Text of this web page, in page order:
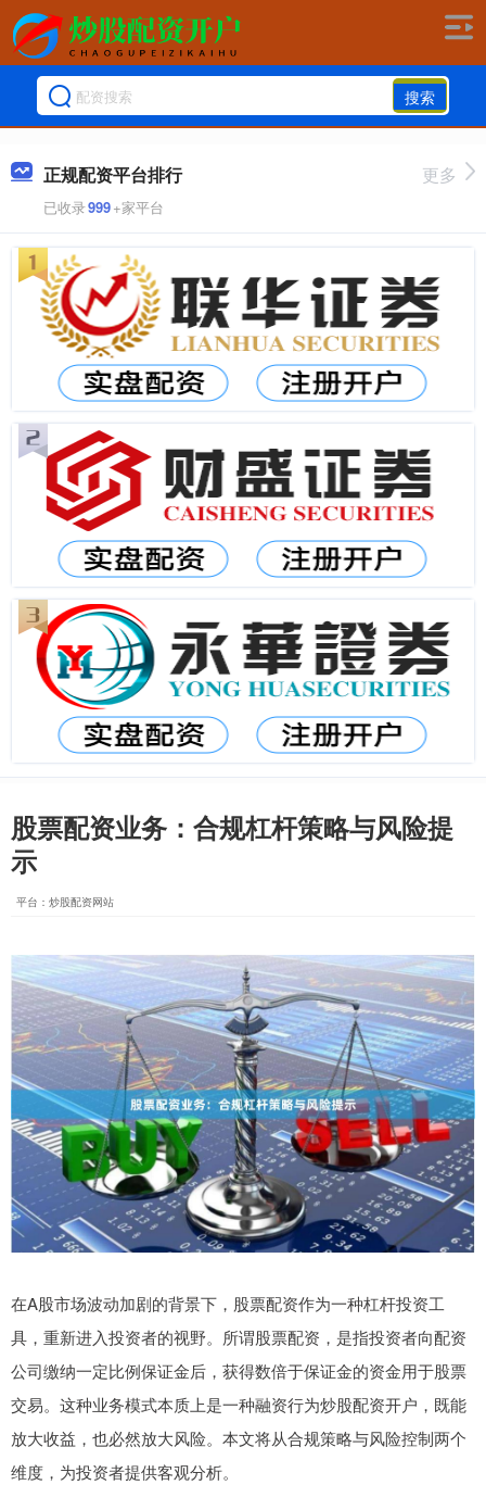
搜索
正规配资平台排行
已收录999+家平台
更多
股票配资业务：合规杠杆策略与风险提
示
平台：炒股配资网站
在A股市场波动加剧的背景下，股票配资作为一种杠杆投资工
具，重新进入投资者的视野。所谓股票配资，是指投资者向配资
公司缴纳一定比例保证金后，获得数倍于保证金的资金用于股票
交易。这种业务模式本质上是一种融资行为炒股配资开户，既能
放大收益，也必然放大风险。本文将从合规策略与风险控制两个
维度，为投资者提供客观分析。